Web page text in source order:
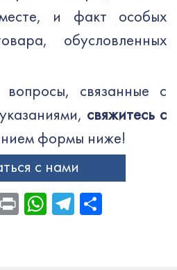
месте, и факт особых
обусловленных
связанные с
свяжитесь с
формы ниже!
с нами
ViberPrint WhatsApp
Telegram